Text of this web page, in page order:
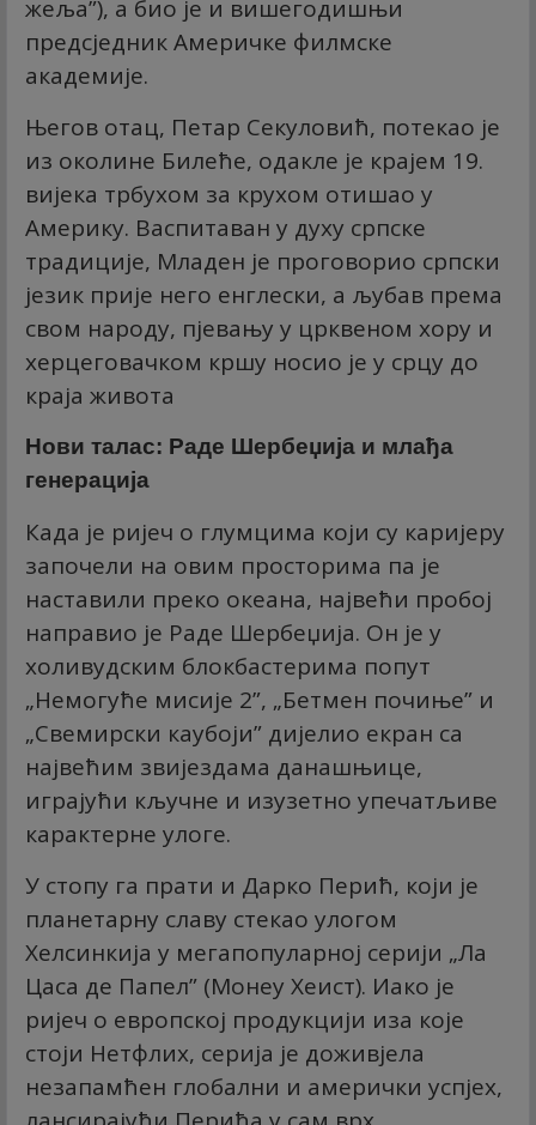
жеља”), а био је и вишегодишњи
предсједник Америчке филмске
академије.
​Његов отац, Петар Секуловић, потекао је
из околине Билеће, одакле је крајем 19.
вијека трбухом за крухом отишао у
Америку. Васпитаван у духу српске
традиције, Младен је проговорио српски
језик прије него енглески, а љубав према
свом народу, пјевању у црквеном хору и
херцеговачком кршу носио је у срцу до
краја живота
​Нови талас: Раде Шербеџија и млађа
генерација
​Када је ријеч о глумцима који су каријеру
започели на овим просторима па је
наставили преко океана, највећи пробој
направио је Раде Шербеџија. Он је у
холивудским блокбастерима попут
„Немогуће мисије 2”, „Бетмен почиње” и
„Свемирски каубоји” дијелио екран са
највећим звијездама данашњице,
играјући кључне и изузетно упечатљиве
карактерне улоге.
​У стопу га прати и Дарко Перић, који је
планетарну славу стекао улогом
Хелсинкија у мегапопуларној серији „Ла
Цаса де Папел” (Монеy Хеист). Иако је
ријеч о европској продукцији иза које
стоји Нетфлиx, серија је доживјела
незапамћен глобални и амерички успјех,